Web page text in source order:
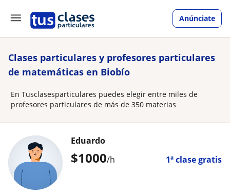
Anúnciate
Clases particulares y profesores particulares
de matemáticas en Biobío
En Tusclasesparticulares puedes elegir entre miles de
profesores particulares de más de 350 materias
$1000/h 1ª clase gratis
Eduardo